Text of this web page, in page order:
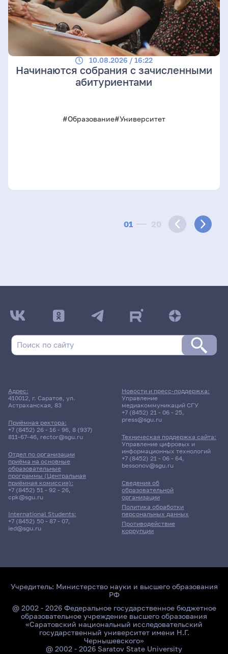
01 20
10.08.2026 / 16:22
Начинаются собрания с зачисленными
абитуриентами
#Образование#Университет
Адрес:
410012, г. Саратов, ул.
Астраханская, 83
Приёмная ректора:
+7 (8452) 26 - 16 - 96, 8 (937)
811-67-46, rector@sgu.ru
Отдел по организации
приёма на основные
образовательные
программы (Центральная
приёмная комиссия):
+7 (8452) 51 - 92 - 26,
cpk@sgu.ru
International Students:
+7 (8452) 50 - 87 - 07,
ied@sgu.ru
Сведения об
образовательной
организации
Политика обработки
персональных данных
Противодействие
коррупции
Новости и пресс-поддержка:
Управление
медиакоммуникаций СГУ
+7 (8452) 21 - 06 - 25,
press@sgu.ru
Техническая поддержка сайта:
Управление цифровых и
информационных технологий
+7 (8452) 21 - 06 - 64,
bessonov@sgu.ru
Учредитель: Министерство науки и высшего образования
РФ
@ 2002 - 2026 Федеральное государственное бюджетное
образовательное учреждение высшего образования
«Саратовский национальный исследовательский
государственный университет имени Н.Г.
Чернышевского»
@ 2002 - 2026 Saratov State University